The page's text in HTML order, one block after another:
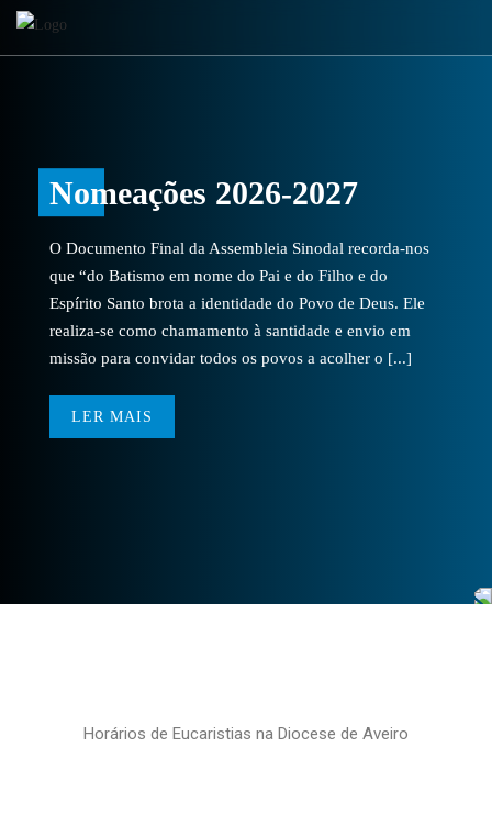
Nomeações 2026-2027
O Documento Final da Assembleia Sinodal recorda-nos
que “do Batismo em nome do Pai e do Filho e do
Espírito Santo brota a identidade do Povo de Deus. Ele
realiza-se como chamamento à santidade e envio em
missão para convidar todos os povos a acolher o [...]
LER MAIS
Horários de Eucaristias na Diocese de Aveiro